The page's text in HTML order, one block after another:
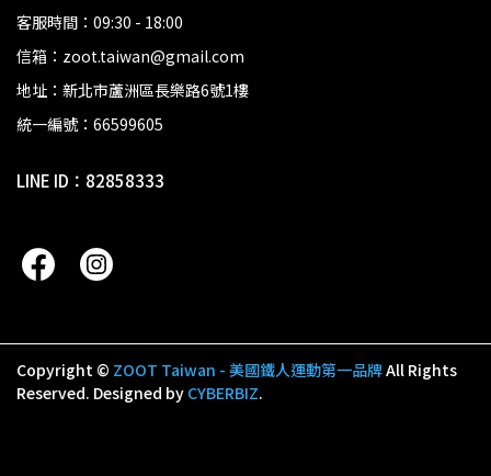
客服時間：09:30 - 18:00
信箱：zoot.taiwan@gmail.com
地址：新北市蘆洲區長樂路6號1樓
統一編號：66599605
LINE ID：82858333
Copyright © ZOOT Taiwan - 美國鐵人運動第一品牌All Rights
Reserved. Designed by CYBERBIZ.